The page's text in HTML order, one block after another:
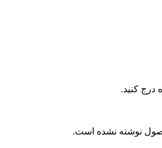
درج کنید.
نوشته نشده است.